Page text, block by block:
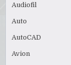
Audiofil
Auto
AutoCAD
Avion